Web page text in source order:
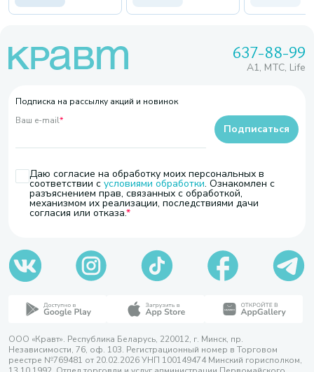
637-88-99
A1, МТС, Life
Подписка на рассылку акций и новинок
Ваш e-mail*
Даю согласие на обработку моих персональных в
соответствии с условиями обработки. Ознакомлен с
разъяснением прав, связанных с обработкой,
механизмом их реализации, последствиями дачи
согласия или отказа.
Подписаться
ООО «Кравт». Республика Беларусь, 220012, г. Минск, пр.
Независимости, 76, оф. 103. Регистрационный номер в Торговом
реестре №769481 от 20.02.2026 УНП 100149474 Минский горисполком,